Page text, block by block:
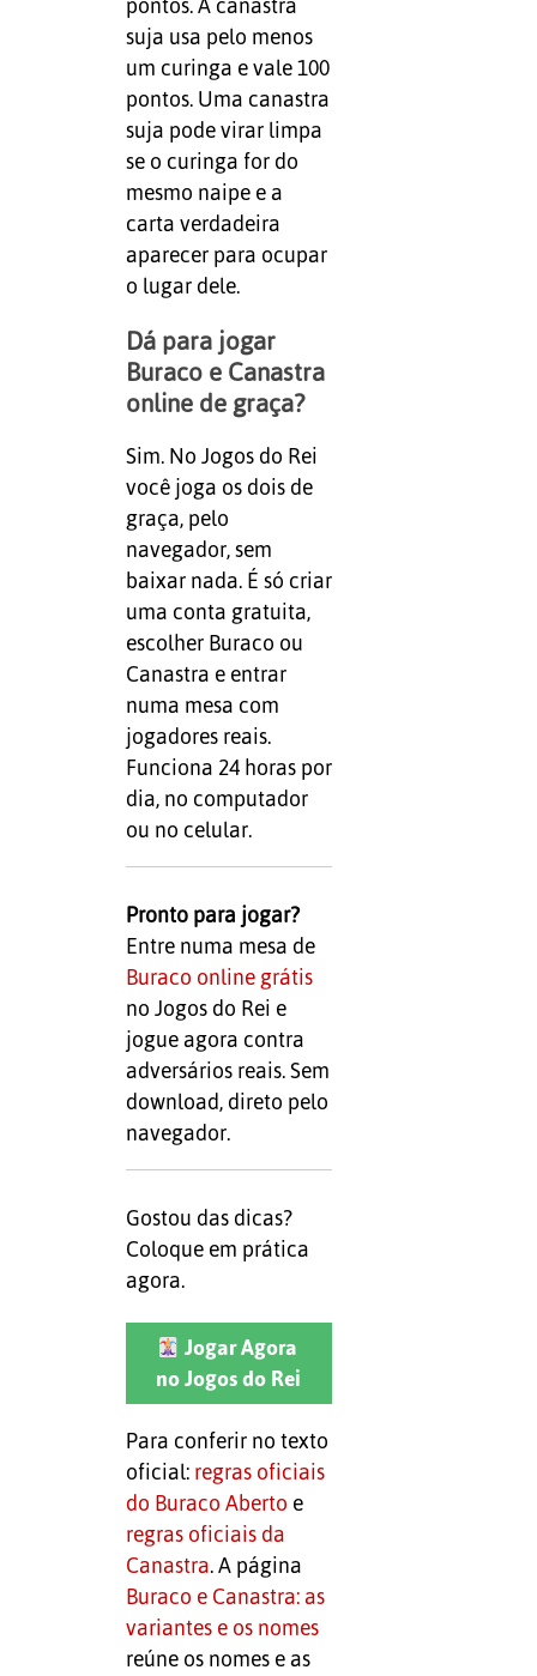
pontos. A canastra
suja usa pelo menos
um curinga e vale 100
pontos. Uma canastra
suja pode virar limpa
se o curinga for do
mesmo naipe e a
carta verdadeira
aparecer para ocupar
o lugar dele.
Dá para jogar
Buraco e Canastra
online de graça?
Sim. No Jogos do Rei
você joga os dois de
graça, pelo
navegador, sem
baixar nada. É só criar
uma conta gratuita,
escolher Buraco ou
Canastra e entrar
numa mesa com
jogadores reais.
Funciona 24 horas por
dia, no computador
ou no celular.
Pronto para jogar?
Entre numa mesa de
Buraco online grátis
no Jogos do Rei e
jogue agora contra
adversários reais. Sem
download, direto pelo
navegador.
Gostou das dicas?
Coloque em prática
agora.
Jogar Agora
no Jogos do Rei
Para conferir no texto
oficial: regras oficiais
do Buraco Aberto e
regras oficiais da
Canastra. A página
Buraco e Canastra: as
variantes e os nomes
reúne os nomes e as